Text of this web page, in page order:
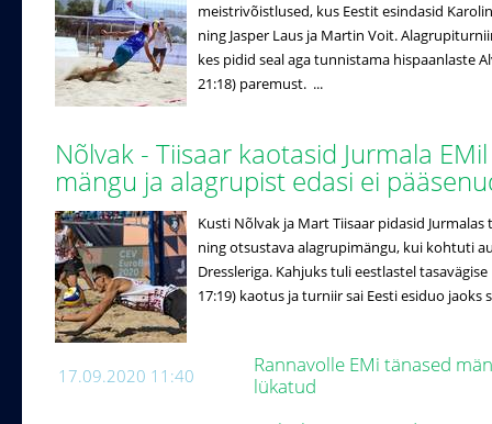
meistrivõistlused, kus Eestit esindasid
ning Jasper Laus ja Martin Voit.
kes pidid seal aga tunnistama hispaanlaste
21:18) paremust. ...
Nõlvak - Tiisaar kaotasid Jurmala
mängu ja alagrupist edasi ei
Kusti Nõlvak ja Mart Tiisaar pidasid
ning otsustava alagrupimängu, kui kohtuti
Dressleriga. Kahjuks tuli eestlastel
17:19) kaotus ja turniir sai Eesti esiduo jaoks
17.09.2020 11:40
Rannavolle EMi tänased
lükatud